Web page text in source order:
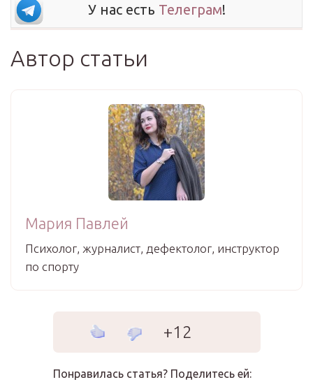
У нас есть Телеграм!
Автор статьи
Мария Павлей
Психолог, журналист, дефектолог, инструктор
по спорту
+12
Понравилась статья? Поделитесь ей: